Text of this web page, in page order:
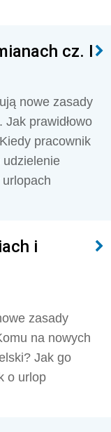
cz. I
nowe zasady
prawidłowo
pracownik
udzielenie
i
zasady
na nowych
Jak go
o urlop